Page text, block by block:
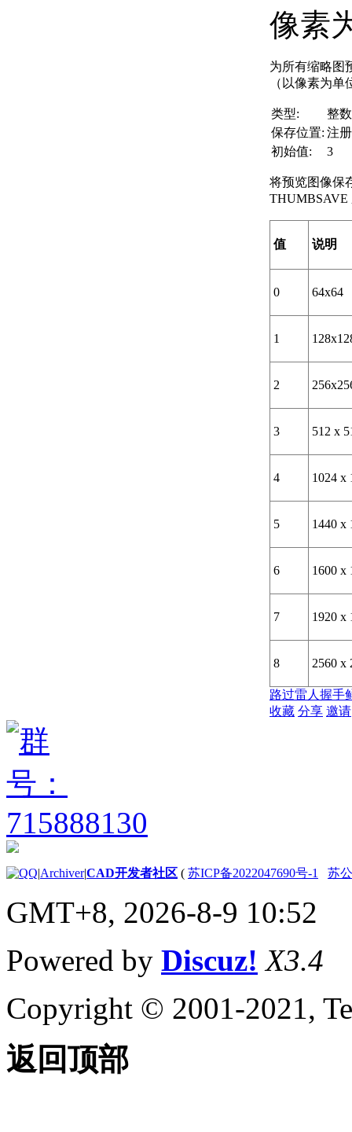
像素
为所有缩略图
（以像素为单
类型:
整数
保存位置: 注
初始值:
3
将预览图像保
THUMBSAVE
值 说明
0 64x64
1
2
3 512 x
4 1024 x
5 1440 x
6 1600 x
7 1920 x
8 2560 x
路过雷人 握手
收藏 分享 邀请
|Archiver|CAD开发者社区 ( 苏ICP备2022047690号-1 苏
GMT+8, 2026-8-9 10:52
Powered by Discuz! X3.4
Copyright © 2001-2021,
返回顶部